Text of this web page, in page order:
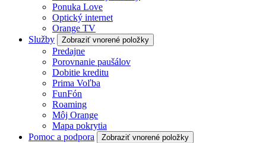
Ponuka Love
Optický internet
Orange TV
Služby
Zobraziť vnorené položky
Predajne
Porovnanie paušálov
Dobitie kreditu
Prima Voľba
FunFón
Roaming
Môj Orange
Mapa pokrytia
Pomoc a podpora
Zobraziť vnorené položky